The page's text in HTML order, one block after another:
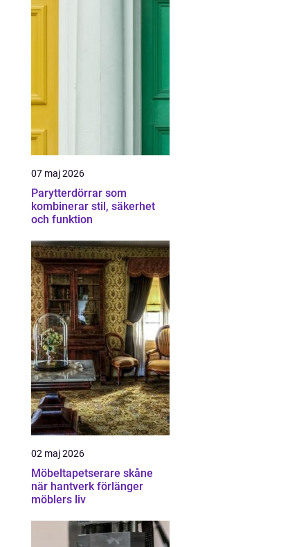
07 maj 2026
Parytterdörrar som
kombinerar stil, säkerhet
och funktion
02 maj 2026
Möbeltapetserare skåne
när hantverk förlänger
möblers liv